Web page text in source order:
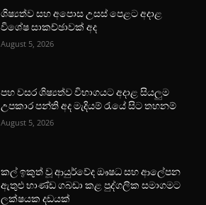
ශිෂ්‍යත්ව සහ අපොස උසස් පෙළට අදාළ
විශේෂ සාකච්ඡාවක් අද
August 5, 2026
පහ වසර ශිෂ්‍යත්ව විභාගයට අදාළ සියලුම
උපකාර පන්ති අද මැදියම් රැයේ සිට තහනම්
August 5, 2026
කල් ඉකුත් වූ ආයුර්වේද ඖෂධ සහ ආලේපන
ඇතුළු භාණ්ඩ ගබඩා කළ පුද්ගලික සමාගමට
ලක්ෂයක දඩයක්